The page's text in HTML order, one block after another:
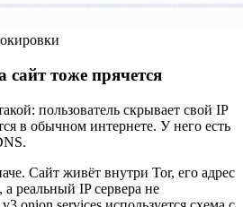
сайт тоже прячется
пользователь скрывает свой IP
в обычном интернете. У него есть
Сайт живёт внутри Tor, его адрес
, а реальный IP сервера не